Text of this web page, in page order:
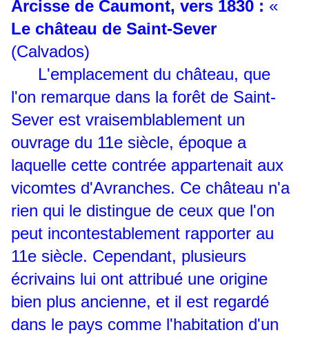
Arcisse de Caumont, vers 1830 : «
Le château de Saint-Sever
(Calvados)
L'emplacement du château, que
l'on remarque dans la forêt de Saint-
Sever est vraisemblablement un
ouvrage du 11e siècle, époque a
laquelle cette contrée appartenait aux
vicomtes d'Avranches. Ce château n'a
rien qui le distingue de ceux que l'on
peut incontestablement rapporter au
11e siècle. Cependant, plusieurs
écrivains lui ont attribué une origine
bien plus ancienne, et il est regardé
dans le pays comme l'habitation d'un